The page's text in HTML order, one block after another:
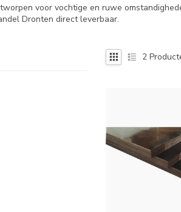
voor vochtige en ruwe
Dronten direct leverbaar.
2